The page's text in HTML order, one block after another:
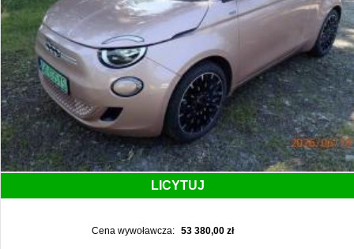
LICYTUJ
Cena wywoławcza: 53 380,00 zł